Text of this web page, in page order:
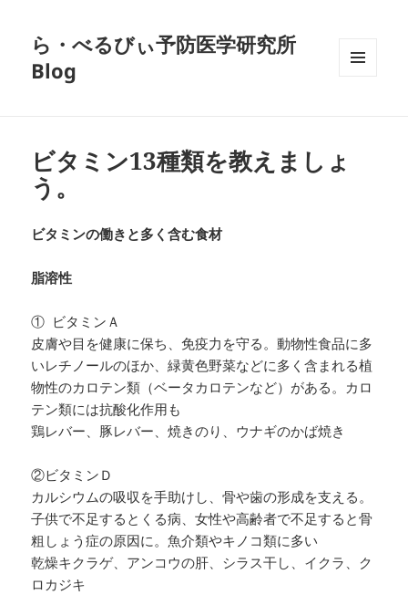
ら・べるびぃ予防医学研究所
Blog
ビタミン13種類を教えましょ
う。
ビタミンの働きと多く含む食材
脂溶性
① ビタミンＡ
皮膚や目を健康に保ち、免疫力を守る。動物性食品に多
いレチノールのほか、緑黄色野菜などに多く含まれる植
物性のカロテン類（ベータカロテンなど）がある。カロ
テン類には抗酸化作用も
鶏レバー、豚レバー、焼きのり、ウナギのかば焼き
②ビタミンＤ
カルシウムの吸収を手助けし、骨や歯の形成を支える。
子供で不足するとくる病、女性や高齢者で不足すると骨
粗しょう症の原因に。魚介類やキノコ類に多い
乾燥キクラゲ、アンコウの肝、シラス干し、イクラ、ク
ロカジキ